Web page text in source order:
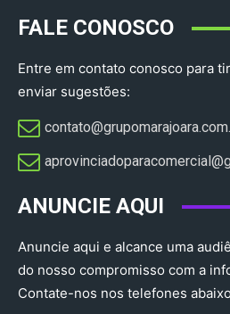
FALE CONOSCO
Entre em contato conosco para
enviar sugestões:
ANUNCIE AQUI
Anuncie aqui e alcance uma
do nosso compromisso com a
Contate-nos nos telefones abaixo